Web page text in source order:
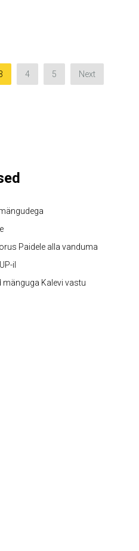
4 5 Next
Paidele alla vanduma
il
Kalevi vastu